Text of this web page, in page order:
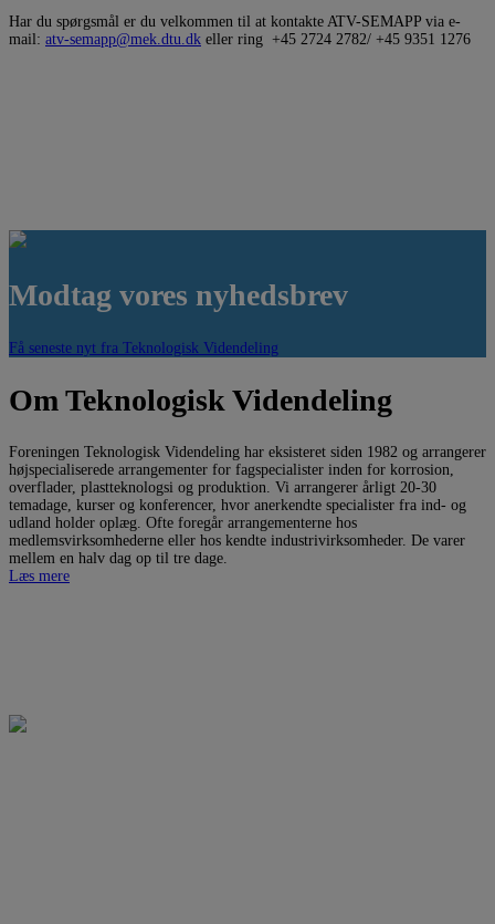
Har du spørgsmål er du velkommen til at kontakte ATV-SEMAPP via e-
mail: atv-semapp@mek.dtu.dk eller ring +45 2724 2782/ +45 9351 1276
Modtag vores nyhedsbrev
Få seneste nyt fra Teknologisk Videndeling
Om Teknologisk Videndeling
Foreningen Teknologisk Videndeling har eksisteret siden 1982 og arrangerer
højspecialiserede arrangementer for fagspecialister inden for korrosion,
overflader, plastteknologsi og produktion. Vi arrangerer årligt 20-30
temadage, kurser og konferencer, hvor anerkendte specialister fra ind- og
udland holder oplæg. Ofte foregår arrangementerne hos
medlemsvirksomhederne eller hos kendte industrivirksomheder. De varer
mellem en halv dag op til tre dage.
Læs mere